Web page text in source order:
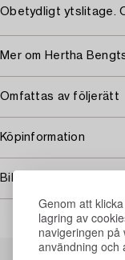
Genom att
lagring av
navigeringen på
användning och
Obetydligt ytslitage.
Mer om Hertha
Omfattas av följerätt
Köpinformation
Bildrättigheter